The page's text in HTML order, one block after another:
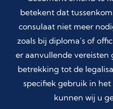
betekent dat
consulaat niet meer
zoals bij diploma’s of
er aanvullende
betrekking tot de
specifiek gebruik in
kunnen wij u